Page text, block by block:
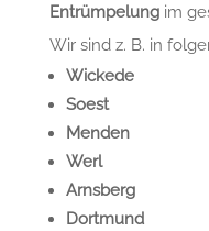
Entrümpelungim
Wir sind z. B. in
Wickede
Soest
Menden
Werl
Arnsberg
Dortmund